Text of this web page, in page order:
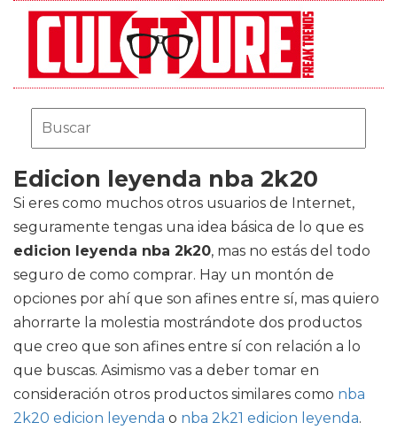
Edicion leyenda nba 2k20
Si eres como muchos otros usuarios de Internet,
seguramente tengas una idea básica de lo que es
edicion leyenda nba 2k20, mas no estás del todo
seguro de como comprar. Hay un montón de
opciones por ahí que son afines entre sí, mas quiero
ahorrarte la molestia mostrándote dos productos
que creo que son afines entre sí con relación a lo
que buscas. Asimismo vas a deber tomar en
consideración otros productos similares como nba
2k20 edicion leyenda o nba 2k21 edicion leyenda.